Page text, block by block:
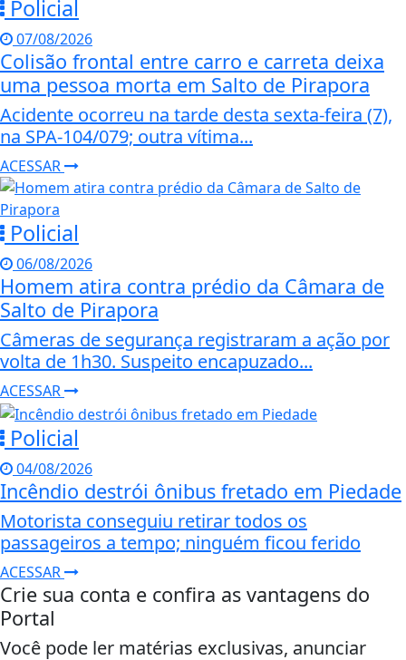
Policial
07/08/2026
Colisão frontal entre carro e carreta deixa
uma pessoa morta em Salto de Pirapora
Acidente ocorreu na tarde desta sexta-feira (7),
na SPA-104/079; outra vítima...
ACESSAR
Policial
06/08/2026
Homem atira contra prédio da Câmara de
Salto de Pirapora
Câmeras de segurança registraram a ação por
volta de 1h30. Suspeito encapuzado...
ACESSAR
Policial
04/08/2026
Incêndio destrói ônibus fretado em Piedade
Motorista conseguiu retirar todos os
passageiros a tempo; ninguém ficou ferido
ACESSAR
Crie sua conta e confira as vantagens do
Portal
Você pode ler matérias exclusivas, anunciar